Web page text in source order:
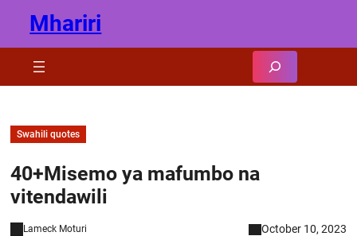
content
Mhariri
Swahili quotes
40+Misemo ya mafumbo na
vitendawili
Lameck Moturi October 10, 2023